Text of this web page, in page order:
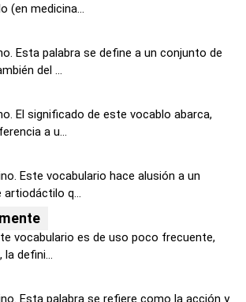
(en medicina...
Esta palabra se define a un conjunto de
del ...
El significado de este vocablo abarca,
a u...
Este vocabulario hace alusión a un
q...
vocabulario es de uso poco frecuente,
defini...
Esta palabra se refiere como la acción y